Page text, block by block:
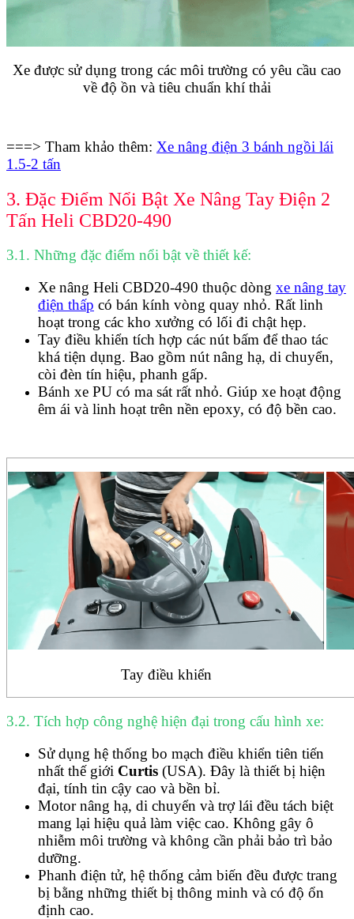
Xe được sử dụng trong các môi trường có yêu cầu cao
về độ ồn và tiêu chuẩn khí thải
===> Tham khảo thêm: Xe nâng điện 3 bánh ngồi lái
1.5-2 tấn
3. Đặc Điểm Nổi Bật Xe Nâng Tay Điện 2
Tấn Heli CBD20-490
3.1. Những đặc điểm nổi bật về thiết kế:
Xe nâng Heli CBD20-490 thuộc dòng xe nâng tay
điện thấp có bán kính vòng quay nhỏ. Rất linh
hoạt trong các kho xưởng có lối đi chật hẹp.
Tay điều khiển tích hợp các nút bấm để thao tác
khá tiện dụng. Bao gồm nút nâng hạ, di chuyển,
còi đèn tín hiệu, phanh gấp.
Bánh xe PU có ma sát rất nhỏ. Giúp xe hoạt động
êm ái và linh hoạt trên nền epoxy, có độ bền cao.
Tay điều khiển
3.2. Tích hợp công nghệ hiện đại trong cấu hình xe:
Sử dụng hệ thống bo mạch điều khiển tiên tiến
nhất thế giới Curtis (USA). Đây là thiết bị hiện
đại, tính tin cậy cao và bền bỉ.
Motor nâng hạ, di chuyển và trợ lái đều tách biệt
mang lại hiệu quả làm việc cao. Không gây ô
nhiễm môi trường và không cần phải bảo trì bảo
dưỡng.
Phanh điện tử, hệ thống cảm biến đều được trang
bị bằng những thiết bị thông minh và có độ ổn
định cao.